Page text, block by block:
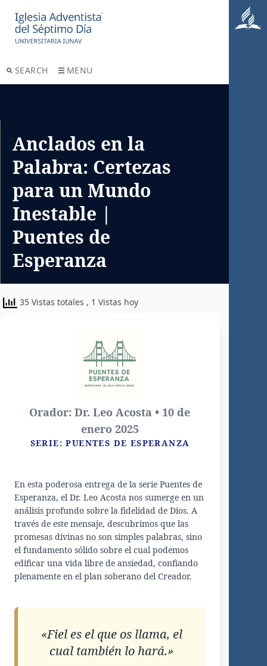
SEARCH MENU
Anclados en la
Palabra: Certezas
para un Mundo
Inestable |
Puentes de
Esperanza
35 Vistas totales , 1 Vistas hoy
Orador: Dr. Leo Acosta • 10 de
enero 2025
SERIE: PUENTES DE ESPERANZA
En esta poderosa entrega de la serie Puentes de
Esperanza, el Dr. Leo Acosta nos sumerge en un
análisis profundo sobre la fidelidad de Dios. A
través de este mensaje, descubrimos que las
promesas divinas no son simples palabras, sino
el fundamento sólido sobre el cual podemos
edificar una vida libre de ansiedad, confiando
plenamente en el plan soberano del Creador.
«Fiel es el que os llama, el
cual también lo hará.»